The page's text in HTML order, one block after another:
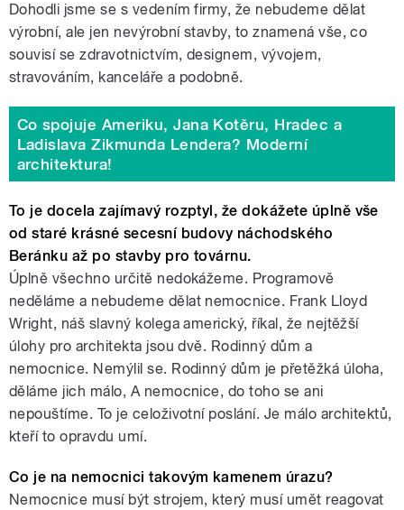
Dohodli jsme se s vedením firmy, že nebudeme dělat
výrobní, ale jen nevýrobní stavby, to znamená vše, co
souvisí se zdravotnictvím, designem, vývojem,
stravováním, kanceláře a podobně.
Co spojuje Ameriku, Jana Kotěru, Hradec a
Ladislava Zikmunda Lendera? Moderní
architektura!
To je docela zajímavý rozptyl, že dokážete úplně vše
od staré krásné secesní budovy náchodského
Beránku až po stavby pro továrnu.
Úplně všechno určitě nedokážeme. Programově
neděláme a nebudeme dělat nemocnice. Frank Lloyd
Wright, náš slavný kolega americký, říkal, že nejtěžší
úlohy pro architekta jsou dvě. Rodinný dům a
nemocnice. Nemýlil se. Rodinný dům je přetěžká úloha,
děláme jich málo, A nemocnice, do toho se ani
nepouštíme. To je celoživotní poslání. Je málo architektů,
kteří to opravdu umí.
Co je na nemocnici takovým kamenem úrazu?
Nemocnice musí být strojem, který musí umět reagovat